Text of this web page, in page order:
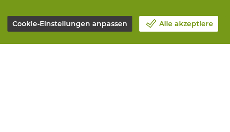
Cookie-Einstellungen anpassen Alle akzeptiere